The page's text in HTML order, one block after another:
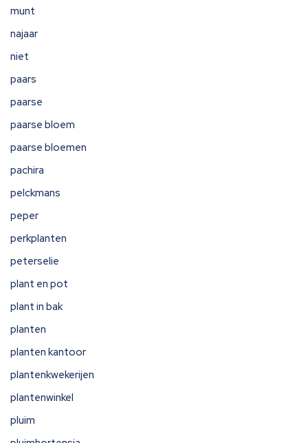
munt
najaar
niet
paars
paarse
paarse bloem
paarse bloemen
pachira
pelckmans
peper
perkplanten
peterselie
plant en pot
plant in bak
planten
planten kantoor
plantenkwekerijen
plantenwinkel
pluim